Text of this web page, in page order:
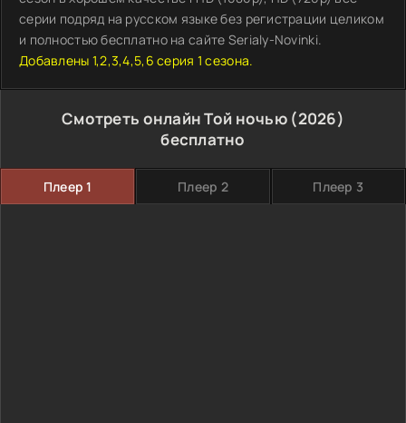
серии подряд на русском языке без регистрации целиком
и полностью бесплатно на сайте Serialy-Novinki.
Добавлены 1,2,3,4,5,6 серия 1 сезона.
Смотреть онлайн Той ночью (2026)
бесплатно
Плеер 1 Плеер 2 Плеер 3